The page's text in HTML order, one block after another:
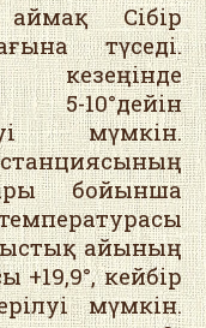
Сібір
түседі.
10°дейін
мүмкін.
бойынша
ыстық айының
+19,9°, кейбір
мүмкін.